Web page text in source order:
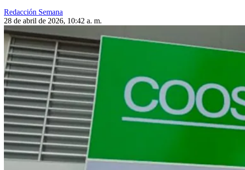
Redacción Semana
28 de abril de 2026, 10:42 a. m.